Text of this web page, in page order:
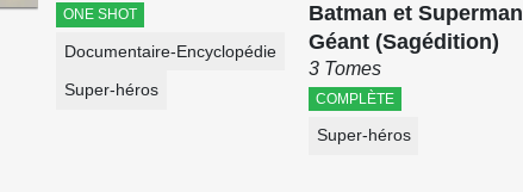
ONE SHOT
Documentaire-Encyclopédie
Super-héros
Batman et Superman
Géant (Sagédition)
3 Tomes
COMPLÈTE
Super-héros